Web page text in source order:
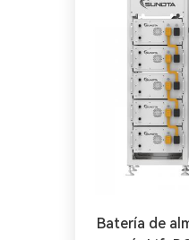
Batería de